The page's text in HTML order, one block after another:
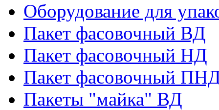
Оборудование для
Пакет фасовочный ВД
Пакет фасовочный НД
Пакет фасовочный
Пакеты "майка" ВД